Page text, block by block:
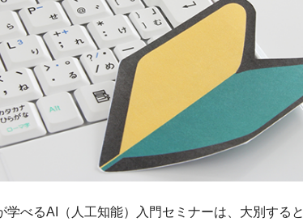
学べるAI（人工知能）入門セミナーは、大別すると